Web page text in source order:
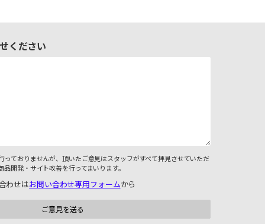
ください
っておりませんが、頂いたご意見はスタッフがすべて拝見させていただ
開発・サイト改善を行ってまいります。
わせはお問い合わせ専用フォームから